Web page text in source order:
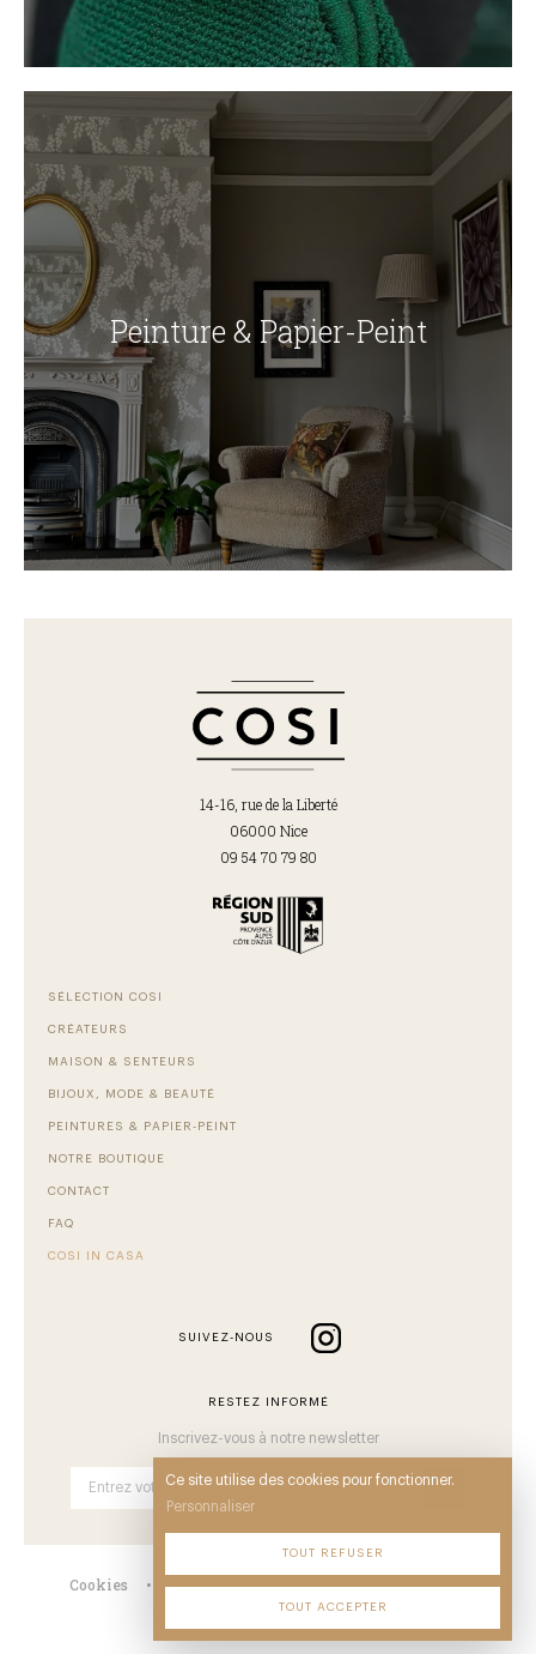
Peinture & Papier-Peint
14-16, rue de la Liberté
06000 Nice
09 54 70 79 80
SÉLECTION COSI
CRÉATEURS
MAISON & SENTEURS
BIJOUX, MODE & BEAUTÉ
PEINTURES & PAPIER-PEINT
NOTRE BOUTIQUE
CONTACT
FAQ
COSI IN CASA
SUIVEZ-NOUS
RESTEZ INFORMÉ
Inscrivez-vous à notre newsletter
OK
Cookies • Mentions • CGV • Plan du site •
© Comback
Ce site utilise des cookies pour fonctionner.
Personnaliser
TOUT REFUSER
TOUT ACCEPTER